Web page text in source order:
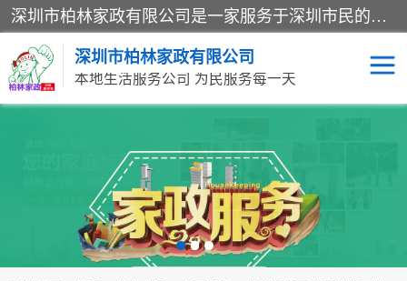
深圳市柏林家政有限公司是一家服务于深圳市民的专业家政公司。致力于为客户提供高质量、多维度的家庭服务，包括养老、母婴、月嫂育婴早教、康复理疗、家电清洗和保洁等方面的专业服务。
深圳市柏林家政有限公司
本地生活服务公司 为民服务每一天
护工月嫂
家政服务